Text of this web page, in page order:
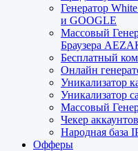
Генератор
и GOOGLE
Массовый
Браузера
Бесплатный
Онлайн
Уникализатор
Уникализатор
Массовый
Чекер аккаунтов
Народная база
Офферы